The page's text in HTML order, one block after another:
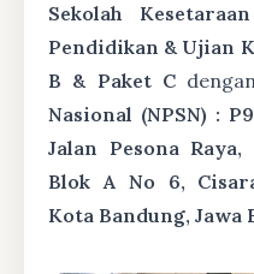
Sekolah
Pendidikan & Ujian
B & Paket C
Nasional (NPSN) :
Jalan Pesona
Blok A No 6,
Kota Bandung,